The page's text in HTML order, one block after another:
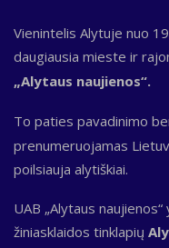
Vienintelis Alytuje nuo
daugiausia mieste ir
„Alytaus naujienos“.
To paties pavadinimo
prenumeruojamas
poilsiauja alytiškiai.
UAB „Alytaus
žiniasklaidos tinklapių